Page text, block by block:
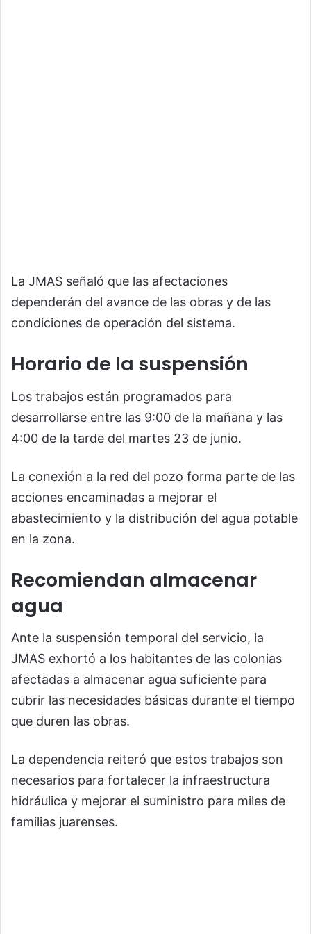
La JMAS señaló que las afectaciones
dependerán del avance de las obras y de las
condiciones de operación del sistema.
Horario de la suspensión
Los trabajos están programados para
desarrollarse entre las 9:00 de la mañana y las
4:00 de la tarde del martes 23 de junio.
La conexión a la red del pozo forma parte de las
acciones encaminadas a mejorar el
abastecimiento y la distribución del agua potable
en la zona.
Recomiendan almacenar
agua
Ante la suspensión temporal del servicio, la
JMAS exhortó a los habitantes de las colonias
afectadas a almacenar agua suficiente para
cubrir las necesidades básicas durante el tiempo
que duren las obras.
La dependencia reiteró que estos trabajos son
necesarios para fortalecer la infraestructura
hidráulica y mejorar el suministro para miles de
familias juarenses.